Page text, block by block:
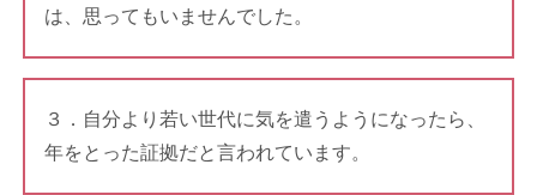
は、思ってもいませんでした。
３．自分より若い世代に気を遣うようになったら、
年をとった証拠だと言われています。